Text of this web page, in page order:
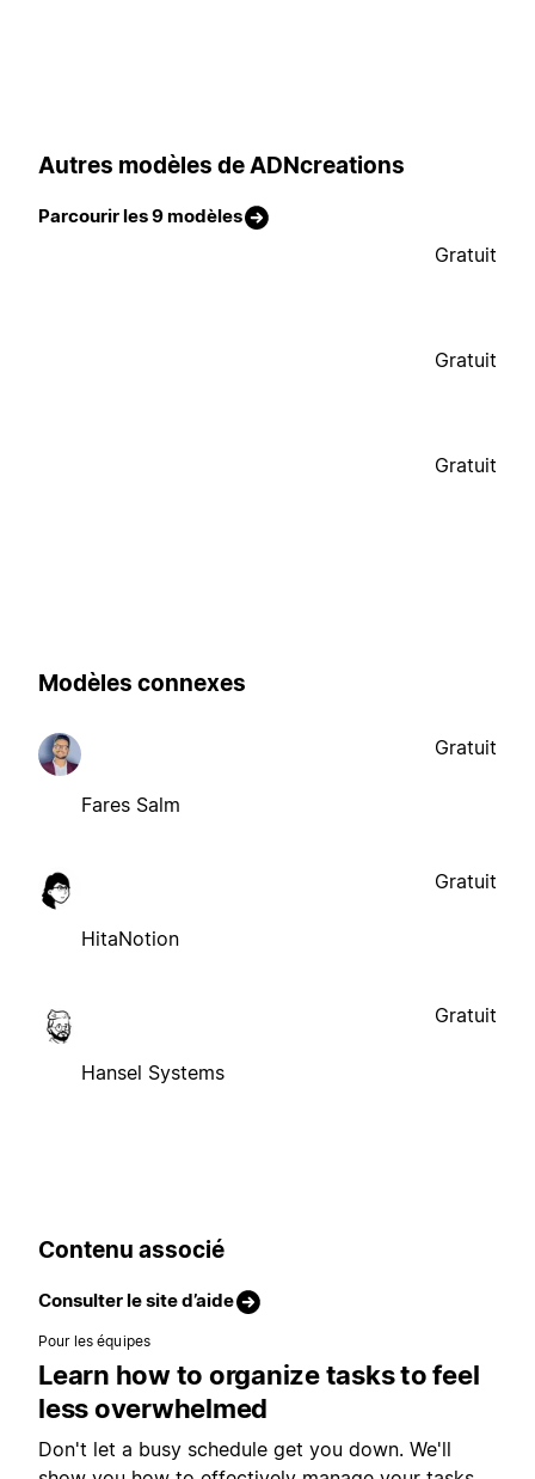
Autres modèles de ADNcreations
Parcourir les 9 modèles
Gratuit
Gratuit
Gratuit
Modèles connexes
Fares Salm
Gratuit
HitaNotion
Gratuit
Hansel Systems
Gratuit
Contenu associé
Consulter le site d’aide
Pour les équipes
Learn how to organize tasks to feel
less overwhelmed
Don't let a busy schedule get you down. We'll